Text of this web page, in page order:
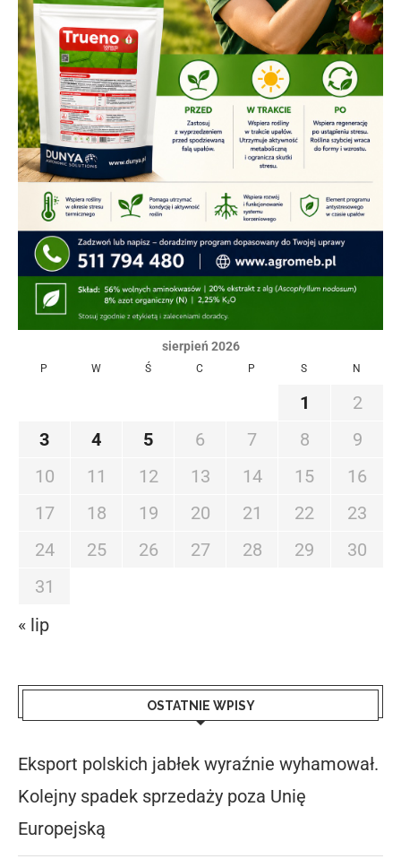
sierpień 2026
P W Ś C P S N
1
2
3
4 5 6 7 8
9
10
11 12 13 14 15
16
17
18 19 20 21 22
23
24
25 26 27 28 29
30
31
« lip
OSTATNIE WPISY
Eksport polskich jabłek wyraźnie wyhamował.
Kolejny spadek sprzedaży poza Unię
Europejską